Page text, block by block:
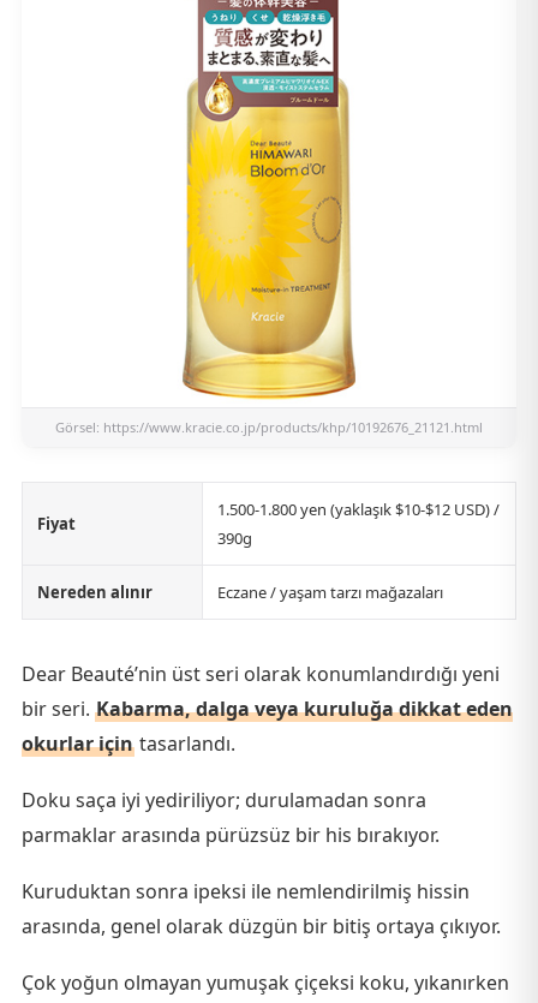
Görsel: https://www.kracie.co.jp/products/khp/10192676_21121.html
Fiyat
1.500-1.800 yen (yaklaşık $10-$12 USD) /
390g
Nereden alınır Eczane / yaşam tarzı mağazaları
Dear Beauté’nin üst seri olarak konumlandırdığı yeni
bir seri. Kabarma, dalga veya kuruluğa dikkat eden
okurlar için tasarlandı.
Doku saça iyi yediriliyor; durulamadan sonra
parmaklar arasında pürüzsüz bir his bırakıyor.
Kuruduktan sonra ipeksi ile nemlendirilmiş hissin
arasında, genel olarak düzgün bir bitiş ortaya çıkıyor.
Çok yoğun olmayan yumuşak çiçeksi koku, yıkanırken